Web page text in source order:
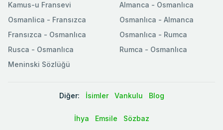
Kamus-u Fransevi
Osmanlica - Fransızca
Fransızca - Osmanlıca
Rusca - Osmanlıca
Meninski Sözlüğü
Almanca - Osmanlıca
Osmanlıca - Almanca
Osmanlıca - Rumca
Rumca - Osmanlıca
Diğer: İsimler Vankulu Blog
İhya Emsile Sözbaz